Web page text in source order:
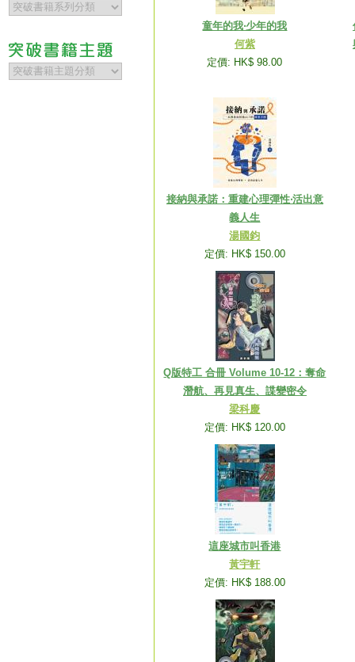
童年的我‧少年的我
何紫
定價: HK$ 98.00
接納與承諾：重建心理彈性‧活出意
義人生
湯國鈞
定價: HK$ 150.00
Q版特工 合冊 Volume 10-12：奪命
潛航、再見真生、諜變密令
梁科慶
定價: HK$ 120.00
這座城市叫香港
黃宇軒
定價: HK$ 188.00